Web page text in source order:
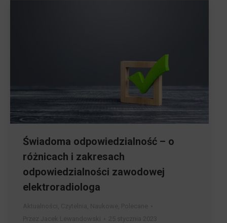
Świadoma odpowiedzialność – o
różnicach i zakresach
odpowiedzialności zawodowej
elektroradiologa